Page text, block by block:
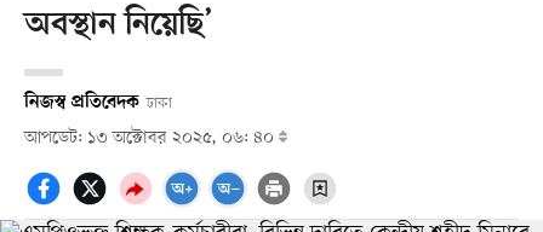
অবস্থান নিয়েছি’
নিজস্ব প্রতিবেদক ঢাকা
আপডেট: ১৩ অক্টোবর ২০২৫, ০৬: ৪০